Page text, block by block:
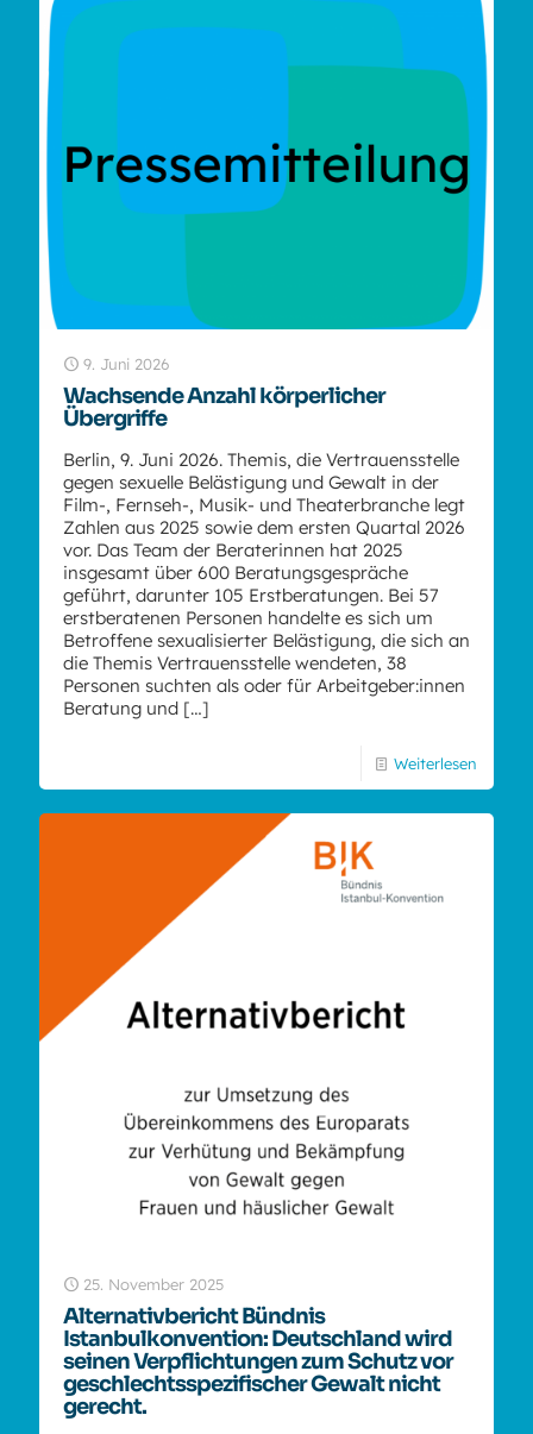
9. Juni 2026
Wachsende Anzahl körperlicher
Übergriffe
Berlin, 9. Juni 2026. Themis, die Vertrauensstelle
gegen sexuelle Belästigung und Gewalt in der
Film-, Fernseh-, Musik- und Theaterbranche legt
Zahlen aus 2025 sowie dem ersten Quartal 2026
vor. Das Team der Beraterinnen hat 2025
insgesamt über 600 Beratungsgespräche
geführt, darunter 105 Erstberatungen. Bei 57
erstberatenen Personen handelte es sich um
Betroffene sexualisierter Belästigung, die sich an
die Themis Vertrauensstelle wendeten, 38
Personen suchten als oder für Arbeitgeber:innen
Beratung und […]
Weiterlesen
25. November 2025
Alternativbericht Bündnis
Istanbulkonvention: Deutschland wird
seinen Verpflichtungen zum Schutz vor
geschlechtsspezifischer Gewalt nicht
gerecht.